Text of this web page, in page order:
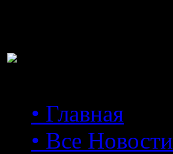
• Главная
• Все Новости